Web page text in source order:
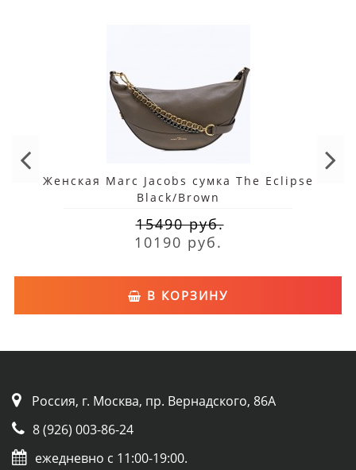
Женская Marc Jacobs сумка The Eclipse
Black/Brown
15490 руб.
10190 руб.
В КОРЗИНУ
Россия, г. Москва, пр. Вернадского, 86А
8 (926) 003-86-24
ежедневно с 11:00-19:00.